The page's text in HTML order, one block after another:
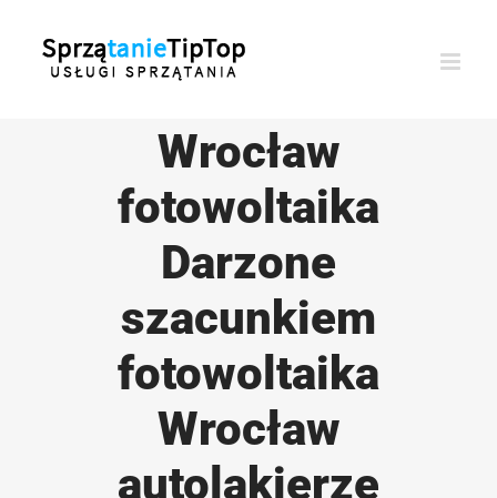
Wrocław
fotowoltaika
Darzone
szacunkiem
fotowoltaika
Wrocław
autolakierze